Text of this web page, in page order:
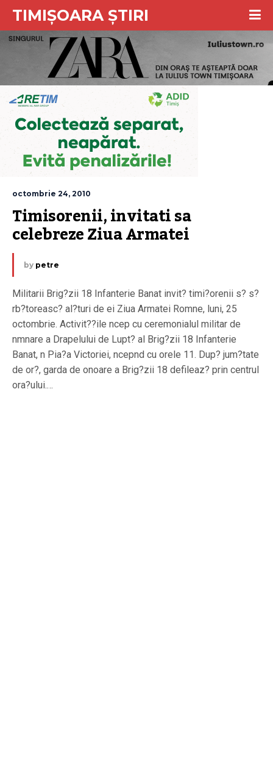
TIMIȘOARA ȘTIRI
octombrie 24, 2010
Timisorenii, invitati sa
celebreze Ziua Armatei
by petre
Militarii Brig?zii 18 Infanterie Banat invit? timi?orenii s? s?
rb?toreasc? al?turi de ei Ziua Armatei Romne, luni, 25
octombrie. Activit??ile ncep cu ceremonialul militar de
nmnare a Drapelului de Lupt? al Brig?zii 18 Infanterie
Banat, n Pia?a Victoriei, ncepnd cu orele 11. Dup? jum?tate
de or?, garda de onoare a Brig?zii 18 defileaz? prin centrul
ora?ului.…